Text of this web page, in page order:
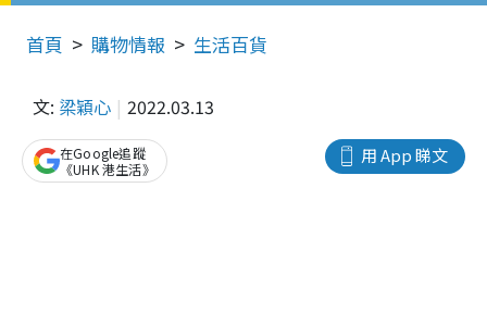
首頁 購物情報 生活百貨
文: 梁穎心 2022.03.13
用 App 睇文
在Google追蹤
《UHK 港生活》